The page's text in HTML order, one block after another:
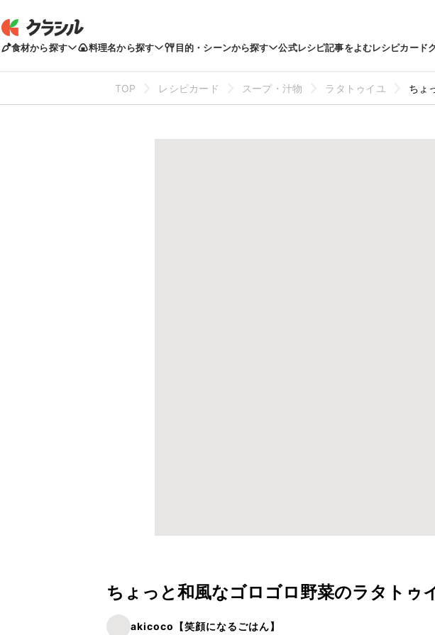
食材から探す 料理名から探す 目的・シーンから探す 公式レシピ記事をよむレシピカード
TOP レシピカード スープ・汁物 ラタトゥイユ ちょ
ちょっと和風なゴロゴロ野菜のラタトゥ
akicoco【笑顔になるごはん】